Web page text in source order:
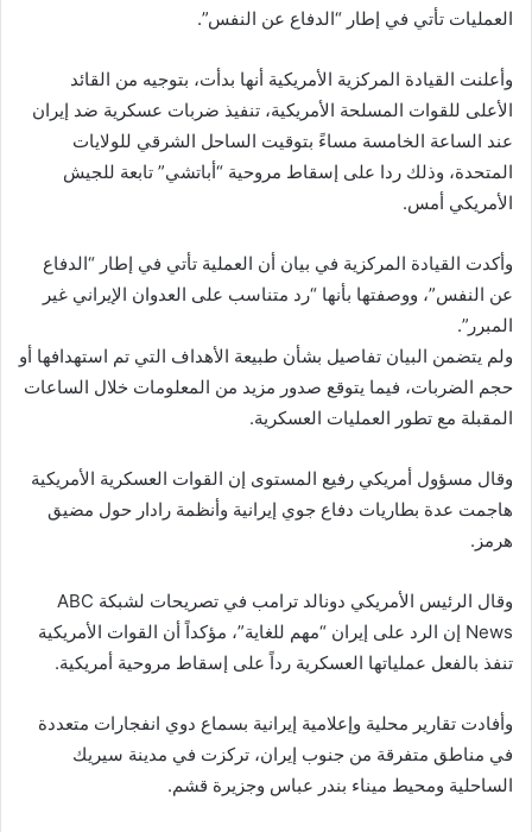
العمليات تأتي في إطار “الدفاع عن النفس”.
وأعلنت القيادة المركزية الأمريكية أنها بدأت، بتوجيه من القائد
الأعلى للقوات المسلحة الأمريكية، تنفيذ ضربات عسكرية ضد إيران
عند الساعة الخامسة مساءً بتوقيت الساحل الشرقي للولايات
المتحدة، وذلك ردا على إسقاط مروحية “أباتشي” تابعة للجيش
الأمريكي أمس.
وأكدت القيادة المركزية في بيان أن العملية تأتي في إطار “الدفاع
عن النفس”، ووصفتها بأنها “رد متناسب على العدوان الإيراني غير
المبرر”.
ولم يتضمن البيان تفاصيل بشأن طبيعة الأهداف التي تم استهدافها أو
حجم الضربات، فيما يتوقع صدور مزيد من المعلومات خلال الساعات
المقبلة مع تطور العمليات العسكرية.
وقال مسؤول أمريكي رفيع المستوى إن القوات العسكرية الأمريكية
هاجمت عدة بطاريات دفاع جوي إيرانية وأنظمة رادار حول مضيق
هرمز.
وقال الرئيس الأمريكي دونالد ترامب في تصريحات لشبكة ABC
News إن الرد على إيران “مهم للغاية”، مؤكداً أن القوات الأمريكية
تنفذ بالفعل عملياتها العسكرية رداً على إسقاط مروحية أمريكية.
وأفادت تقارير محلية وإعلامية إيرانية بسماع دوي انفجارات متعددة
في مناطق متفرقة من جنوب إيران، تركزت في مدينة سيريك
الساحلية ومحيط ميناء بندر عباس وجزيرة قشم.